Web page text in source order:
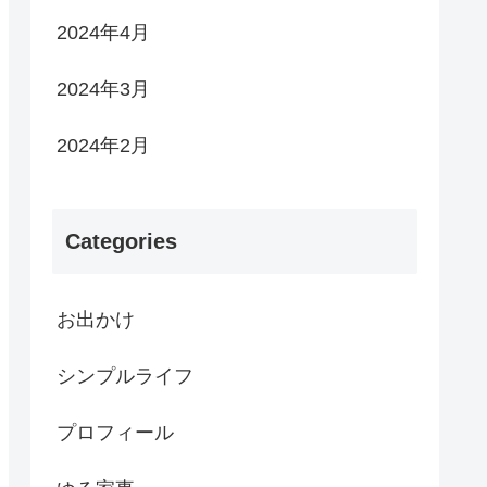
2024年4月
2024年3月
2024年2月
Categories
お出かけ
シンプルライフ
プロフィール